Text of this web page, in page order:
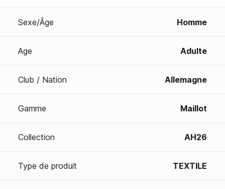
Sexe/Âge Homme
Age Adulte
Club / Nation Allemagne
Gamme Maillot
Collection AH26
Type de produit TEXTILE